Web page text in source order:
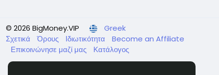
© 2026 BigMoney.VIP
Greek
Σχετικά
Όρους Ιδιωτικότητα
Become an Affiliate
Επικοινώνησε μαζί μας
Κατάλογος